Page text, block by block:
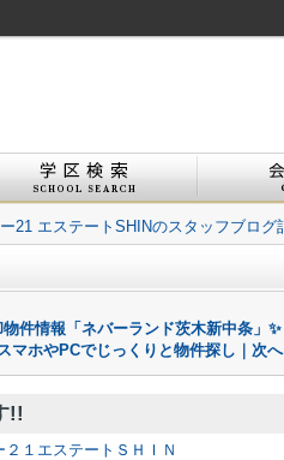
21 エステートSHINのスタッフブログ
件情報「ネバーランド茨木新中条」✨
マホやPCでじっくりと物件探し｜次
!!
２１エステートＳＨＩＮ